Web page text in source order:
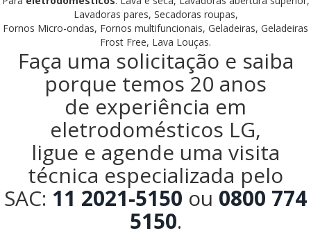
Lavadoras pares, Secadoras roupas,
Fornos Micro-ondas, Fornos multifuncionais, Geladeiras, Geladeiras
Frost Free, Lava Louças.
Faça uma solicitação e saiba
porque temos 20 anos
de experiência em
eletrodomésticos LG,
ligue e agende uma visita
técnica especializada pelo
SAC: 11 2021-5150 ou 0800 774
5150.